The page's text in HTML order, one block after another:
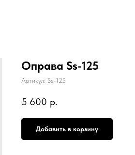
Оправа Ss-125
Артикул: Ss-125
5 600 р.
Добавить в корзину